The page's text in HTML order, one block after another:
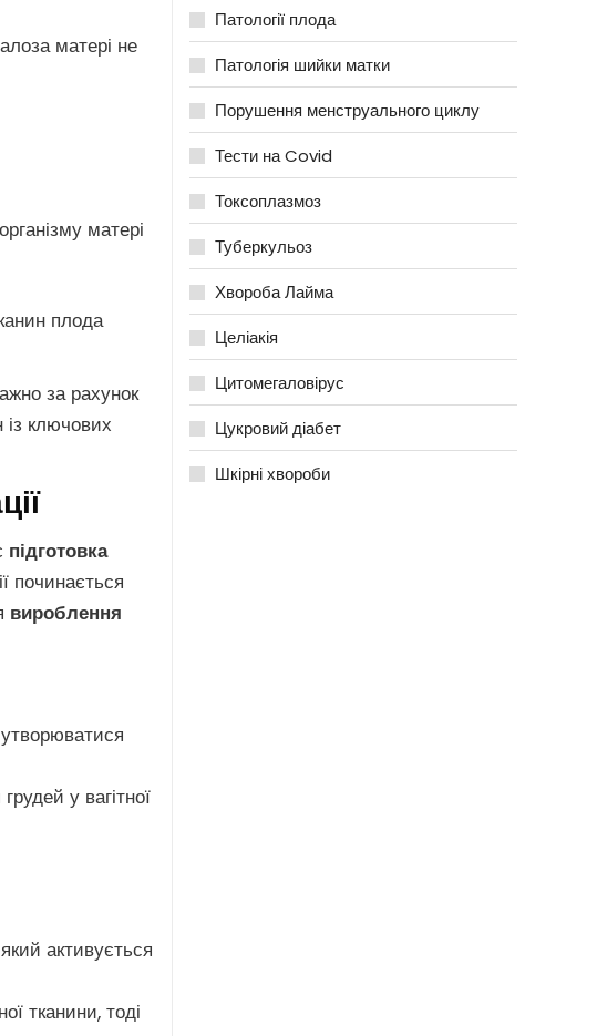
матері не
матері
плода
за рахунок
із ключових
підготовка
починається
вироблення
у вагітної
активується
тканини, тоді
Патології плода
Патологія шийки матки
Порушення менструального циклу
Тести на Covid
Токсоплазмоз
Туберкульоз
Хвороба Лайма
Целіакія
Цитомегаловірус
Цукровий діабет
Шкірні хвороби